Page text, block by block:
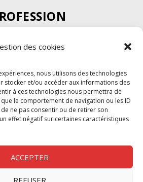
des cookies
nous utilisons des technologies
stocker et/ou accéder aux informations des
à ces technologies nous permettra de
le comportement de navigation ou les ID
ne pas consentir ou de retirer son
effet négatif sur certaines caractéristiques
ACCEPTER
REFUSER
visuel